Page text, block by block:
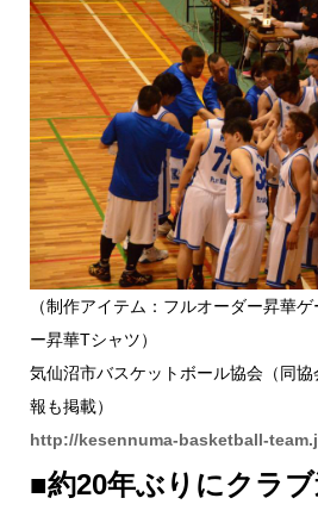
（制作アイテム：フルオーダー昇華
ー昇華Tシャツ）
気仙沼市バスケットボール協会（同
報も掲載）
http://kesennuma-basketball-
■約20年ぶりにクラ